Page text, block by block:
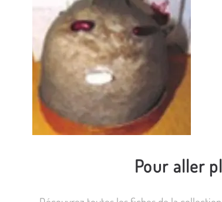
Pour aller